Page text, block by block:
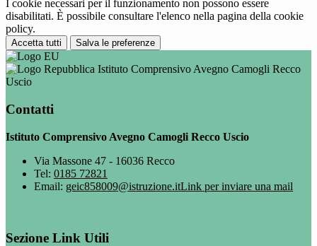
I cookie necessari per il funzionamento non possono essere
disabilitati. È possibile consultare l'elenco nella pagina della cookie
policy.
Accetta tutti Salva le preferenze
Istituto Comprensivo Avegno Camogli Recco
Uscio
Contatti
Istituto Comprensivo Avegno Camogli Recco Uscio
Via Massone 47 - 16036 Recco
Tel: 0185 72821
Email: geic858009@istruzione.itLink per inviare una mail
Sezione Link Utili